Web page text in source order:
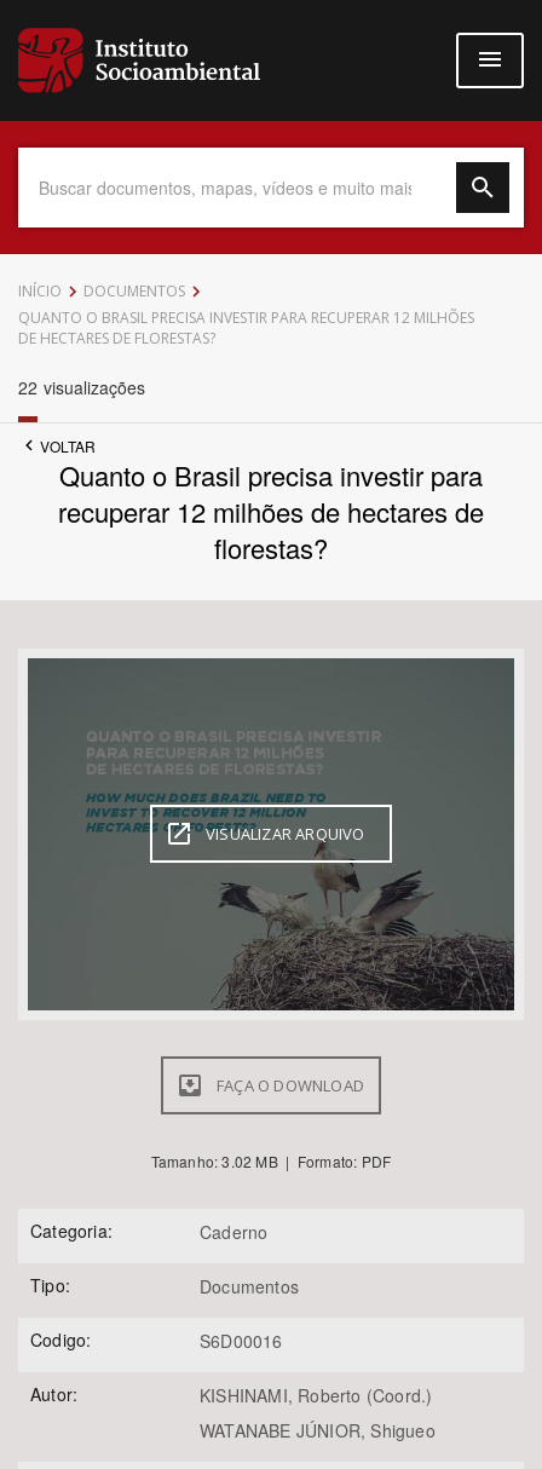
para
conteúdo
Data do Documento
Povo Indígena
Bioma / Bacia
Tema
Área de Levantamento
BUSCAR
INÍCIO
DOCUMENTOS
QUANTO O BRASIL PRECISA INVESTIR PARA RECUPERAR 12 MILHÕES
DE HECTARES DE FLORESTAS?
22 visualizações
VOLTAR
Quanto o Brasil precisa investir para
recuperar 12 milhões de hectares de
florestas?
VISUALIZAR ARQUIVO
FAÇA O DOWNLOAD
Tamanho: 3.02 MB | Formato: PDF
Categoria: Caderno
Tipo: Documentos
Codigo: S6D00016
Autor:
KISHINAMI, Roberto (Coord.)
WATANABE JÚNIOR, Shigueo